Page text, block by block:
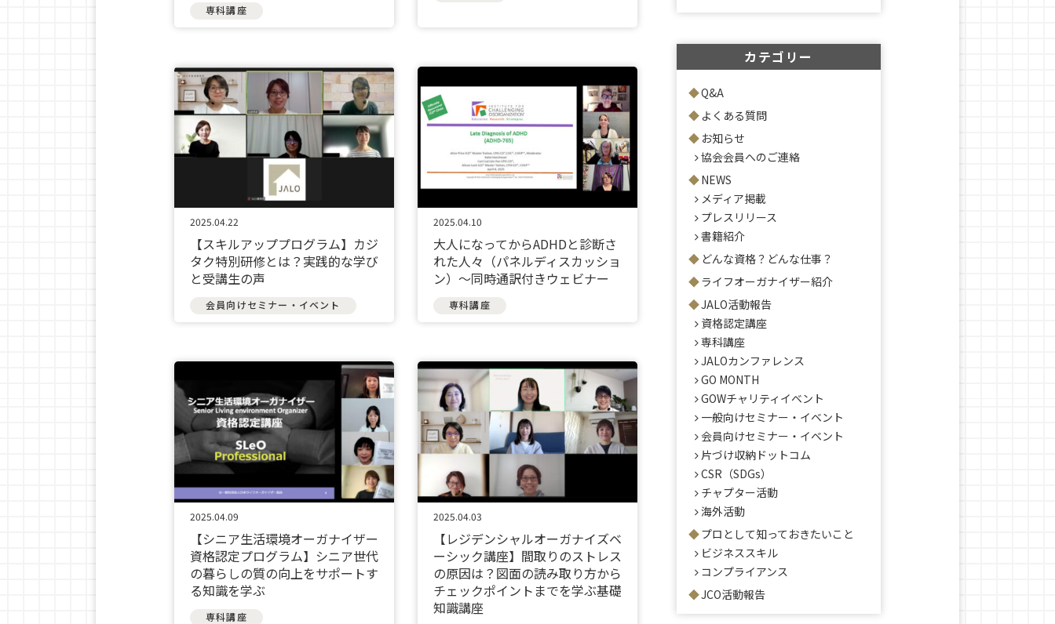
専科講座
2025.04.22
【スキルアッププログラム】カジ
タク特別研修とは？実践的な学び
と受講生の声
会員向けセミナー・イベント
2025.04.10
大人になってからADHDと診断さ
れた人々（パネルディスカッショ
ン）〜同時通訳付きウェビナー
専科講座
2025.04.09
【シニア生活環境オーガナイザー
資格認定プログラム】シニア世代
の暮らしの質の向上をサポートす
る知識を学ぶ
専科講座
2025.04.03
【レジデンシャルオーガナイズベ
ーシック講座】間取りのストレス
の原因は？図面の読み取り方から
チェックポイントまでを学ぶ基礎
知識講座
カテゴリー
Q&A
よくある質問
お知らせ
協会会員へのご連絡
NEWS
メディア掲載
プレスリリース
書籍紹介
どんな資格？どんな仕事？
ライフオーガナイザー紹介
JALO活動報告
資格認定講座
専科講座
JALOカンファレンス
GO MONTH
GOWチャリティイベント
一般向けセミナー・イベント
会員向けセミナー・イベント
片づけ収納ドットコム
CSR（SDGs）
チャプター活動
海外活動
プロとして知っておきたいこと
ビジネススキル
コンプライアンス
JCO活動報告